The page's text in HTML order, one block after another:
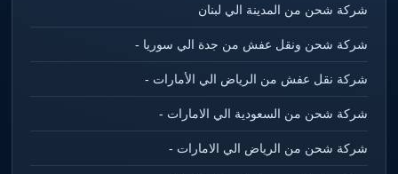
شركة شحن من المدينة الي لبنان
شركة شحن ونقل عفش من جدة الي سوريا -
شركة نقل عفش من الرياض الي الأمارات -
شركة شحن من السعودية الي الامارات -
شركة شحن من الرياض الي الامارات -